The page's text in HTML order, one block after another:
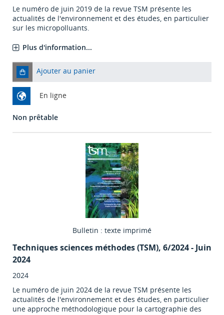
Le numéro de juin 2019 de la revue TSM présente les
actualités de l'environnement et des études, en particulier
sur les micropolluants.
Plus d'information...
Ajouter au panier
En ligne
Non prêtable
Bulletin : texte imprimé
Techniques sciences méthodes (TSM), 6/2024 - Juin
2024
2024
Le numéro de juin 2024 de la revue TSM présente les
actualités de l'environnement et des études, en particulier
une approche méthodologique pour la cartographie des